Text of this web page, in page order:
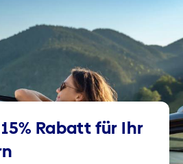
Rabatt für Ihr